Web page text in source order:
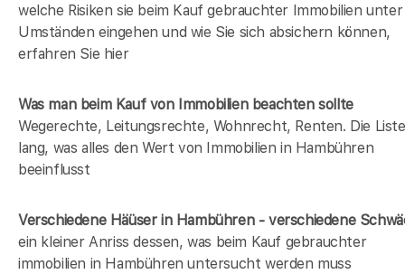
welche Risiken sie beim Kauf gebrauchter Immobilien unter
Umständen eingehen und wie Sie sich absichern können,
erfahren Sie hier
Was man beim Kauf von Immobilien beachten sollte
Wegerechte, Leitungsrechte, Wohnrecht, Renten. Die
lang, was alles den Wert von Immobilien in Hambühren
beeinflusst
Verschiedene Häüser in Hambühren - verschiedene
ein kleiner Anriss dessen, was beim Kauf gebrauchter
immobilien in Hambühren untersucht werden muss